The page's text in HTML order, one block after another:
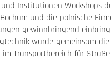
Institutionen Workshops
und die polnische
gewinnbringend
wurde gemeinsam
Transportbereich für